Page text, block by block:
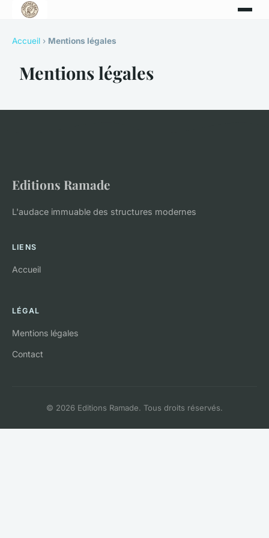
Accueil › Mentions légales
Mentions légales
Editions Ramade
L'audace immuable des structures modernes
LIENS
Accueil
LÉGAL
Mentions légales
Contact
© 2026 Editions Ramade. Tous droits réservés.